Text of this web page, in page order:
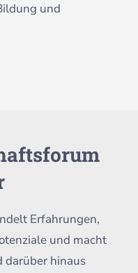
und
Erfahrungen,
und macht
darüber hinaus